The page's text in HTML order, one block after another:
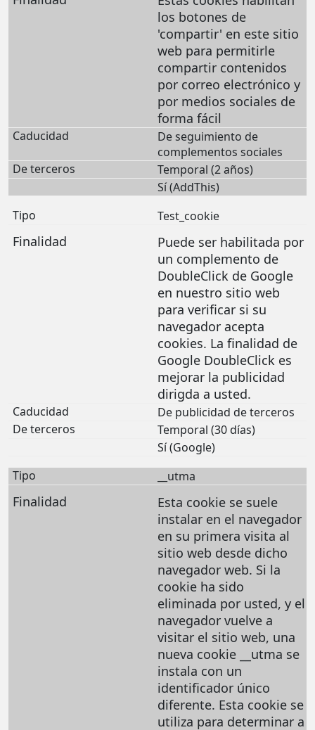
los botones de
'compartir' en este sitio
web para permitirle
compartir contenidos
por correo electrónico y
por medios sociales de
forma fácil
De seguimiento de
complementos sociales
Temporal (2 años)
Sí (AddThis)
Test_cookie
Puede ser habilitada por
un complemento de
DoubleClick de Google
en nuestro sitio web
para verificar si su
navegador acepta
cookies. La finalidad de
Google DoubleClick es
mejorar la publicidad
dirigda a usted.
De publicidad de terceros
Temporal (30 días)
Sí (Google)
__utma
Esta cookie se suele
instalar en el navegador
en su primera visita al
sitio web desde dicho
navegador web. Si la
cookie ha sido
eliminada por usted, y el
navegador vuelve a
visitar el sitio web, una
nueva cookie __utma se
instala con un
identificador único
diferente. Esta cookie se
utiliza para determinar a